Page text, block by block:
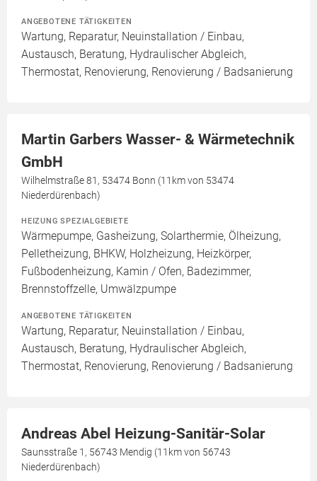
ANGEBOTENE TÄTIGKEITEN
Wartung, Reparatur, Neuinstallation / Einbau,
Austausch, Beratung, Hydraulischer Abgleich,
Thermostat, Renovierung, Renovierung / Badsanierung
Martin Garbers Wasser- & Wärmetechnik
GmbH
Wilhelmstraße 81, 53474 Bonn (11km von 53474
Niederdürenbach)
HEIZUNG SPEZIALGEBIETE
Wärmepumpe, Gasheizung, Solarthermie, Ölheizung,
Pelletheizung, BHKW, Holzheizung, Heizkörper,
Fußbodenheizung, Kamin / Ofen, Badezimmer,
Brennstoffzelle, Umwälzpumpe
ANGEBOTENE TÄTIGKEITEN
Wartung, Reparatur, Neuinstallation / Einbau,
Austausch, Beratung, Hydraulischer Abgleich,
Thermostat, Renovierung, Renovierung / Badsanierung
Andreas Abel Heizung-Sanitär-Solar
Saunsstraße 1, 56743 Mendig (11km von 56743
Niederdürenbach)